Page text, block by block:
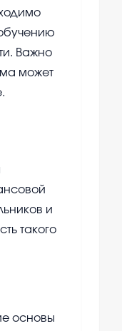
Важно
может
и
такого
основы